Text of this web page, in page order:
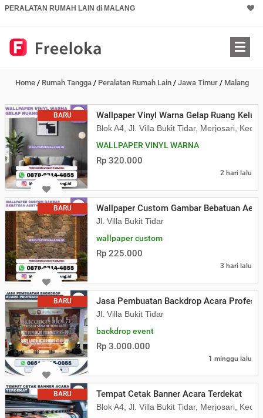
PERALATAN RUMAH LAIN di MALANG
Home/ Rumah Tangga/ Peralatan Rumah Lain/ Jawa Timur/ Malang
BARU Wallpaper Vinyl Warna Gelap Ruang
Blok A4, Jl. Villa Bukit Tidar, Merjosari, Kec.
WALLPAPER VINYL WARNA
Rp 320.000
2 hari lalu
BARU Wallpaper Custom Gambar Bebatuan
Jl. Villa Bukit Tidar
wallpaper custom
Rp 225.000
3 hari lalu
BARU Jasa Pembuatan Backdrop Acara
Jl. Villa Bukit Tidar
backdrop event
Rp 3.000.000
1 minggu lalu
BARU Tempat Cetak Banner Acara Terdekat
Blok A4, Jl. Villa Bukit Tidar, Merjosari, Kec.